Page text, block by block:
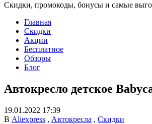
Скидки, промокоды, бонусы и самые
Главная
Скидки
Акции
Бесплатное
Обзоры
Блог
Автокресло детское
19.01.2022 17:39
В Aliexpress , Автокресла , Скидки